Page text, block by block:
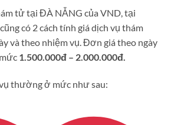
tử tại ĐÀ NẴNG của VND, tại
có 2 cách tính giá dịch vụ thám
và theo nhiệm vụ. Đơn giá theo ngày
1.500.000đ – 2.000.000đ.
thường ở mức như sau: